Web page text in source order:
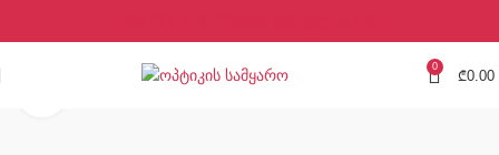
0
₾0.00